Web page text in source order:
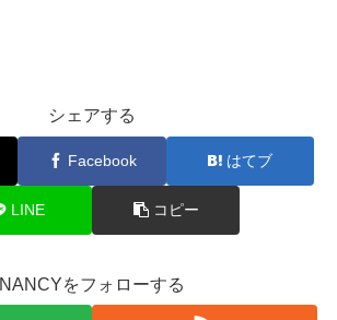
シェアする
Facebook はてブ
LINE コピー
NANCYをフォローする